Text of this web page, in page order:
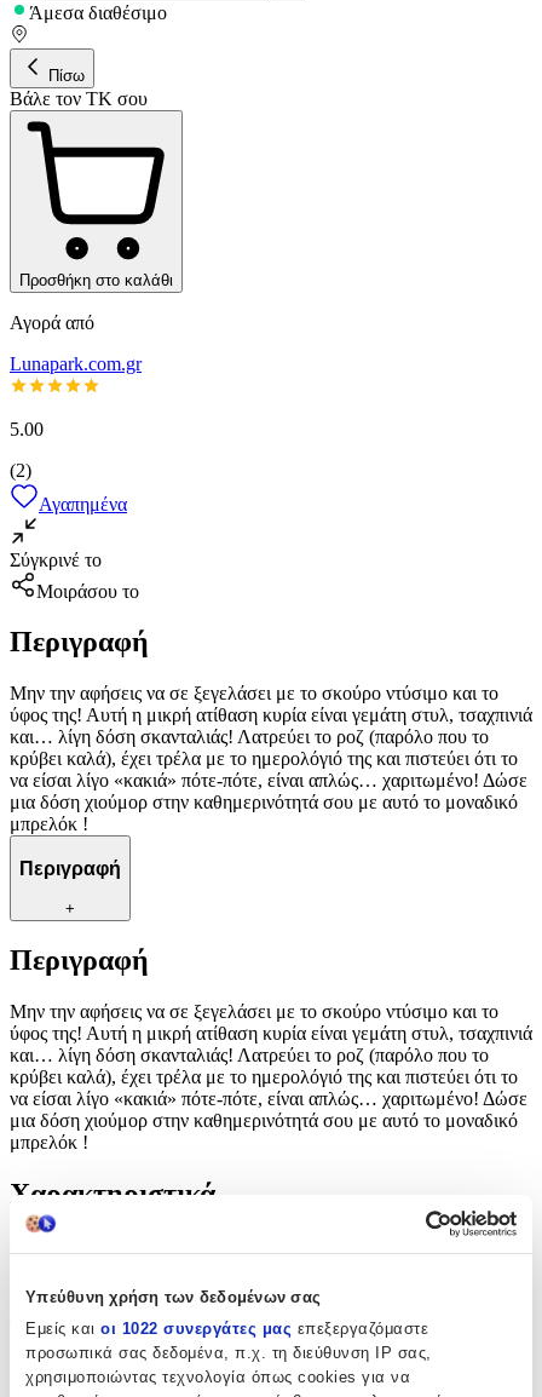
Υπεύθυνη χρήση των δεδομένων σας
Εμείς και οι 1022 συνεργάτες μας επεξεργαζόμαστε
προσωπικά σας δεδομένα, π.χ. τη διεύθυνση IP σας,
χρησιμοποιώντας τεχνολογία όπως cookies για να
Άμεσα διαθέσιμο
Πίσω
Βάλε τον ΤΚ σου
Προσθήκη στο καλάθι
Αγορά από
Lunapark.com.gr
5.00
(2)
Αγαπημένα
Σύγκρινέ το
Μοιράσου το
Περιγραφή
Μην την αφήσεις να σε ξεγελάσει με το σκούρο ντύσιμο και το
ύφος της! Αυτή η μικρή ατίθαση κυρία είναι γεμάτη στυλ, τσαχπινιά
και… λίγη δόση σκανταλιάς! Λατρεύει το ροζ (παρόλο που το
κρύβει καλά), έχει τρέλα με το ημερολόγιό της και πιστεύει ότι το
να είσαι λίγο «κακιά» πότε-πότε, είναι απλώς… χαριτωμένο! Δώσε
μια δόση χιούμορ στην καθημερινότητά σου με αυτό το μοναδικό
μπρελόκ !
Περιγραφή
+
Περιγραφή
Μην την αφήσεις να σε ξεγελάσει με το σκούρο ντύσιμο και το
ύφος της! Αυτή η μικρή ατίθαση κυρία είναι γεμάτη στυλ, τσαχπινιά
και… λίγη δόση σκανταλιάς! Λατρεύει το ροζ (παρόλο που το
κρύβει καλά), έχει τρέλα με το ημερολόγιό της και πιστεύει ότι το
να είσαι λίγο «κακιά» πότε-πότε, είναι απλώς… χαριτωμένο! Δώσε
μια δόση χιούμορ στην καθημερινότητά σου με αυτό το μοναδικό
μπρελόκ !
Χαρακτηριστικά
Κινούμενα Σχέδια
Τύπος:
Μπρελόκ